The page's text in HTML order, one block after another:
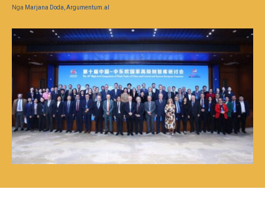
Nga Marjana Doda, Argumentum.al